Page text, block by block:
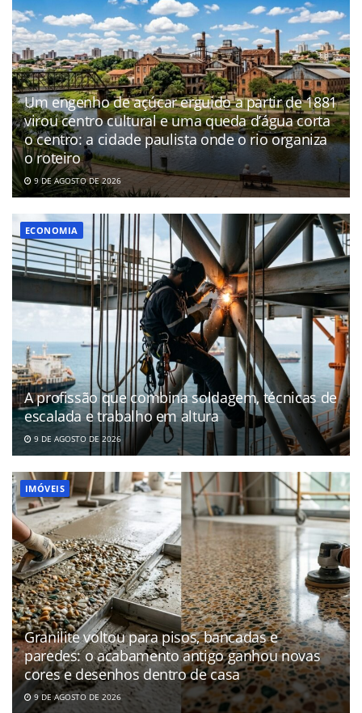
Um engenho de açúcar erguido a partir de 1881
virou centro cultural e uma queda d’água corta
o centro: a cidade paulista onde o rio organiza
o roteiro
9 DE AGOSTO DE 2026
ECONOMIA
A profissão que combina soldagem, técnicas de
escalada e trabalho em altura
9 DE AGOSTO DE 2026
IMÓVEIS
Granilite voltou para pisos, bancadas e
paredes: o acabamento antigo ganhou novas
cores e desenhos dentro de casa
9 DE AGOSTO DE 2026